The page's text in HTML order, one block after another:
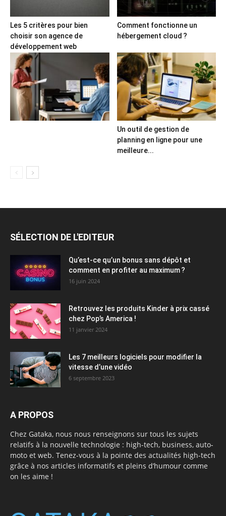
Les 5 critères pour bien
choisir son agence de
développement web
Comment fonctionne un
hébergement cloud ?
Un outil de gestion de
planning en ligne pour une
meilleure...
SÉLECTION DE L'EDITEUR
Qu’est-ce qu’un bonus sans dépôt et
comment en profiter au maximum ?
16 juin 2024
Retrouvez les produits Kinder à prix cassé
chez Pop’s America !
11 janvier 2024
Les 7 meilleurs logiciels pour modifier la
vitesse d’une vidéo
6 septembre 2023
A PROPOS
Chez Gataka, nous nous renseignons sur tous les sujets
relatifs à la nouvelle technologie : high-tech, business, auto-
moto et web. Tenez-vous à la pointe des actualités high-tech
grâce à nos articles informatifs et pleins d’humour comme
on les aime !